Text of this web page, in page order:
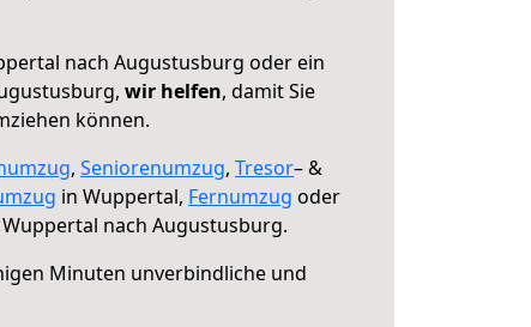
nach Augustusburg oder ein
wir helfen, damit Sie
können.
, Seniorenumzug, Tresor– &
in Wuppertal, Fernumzug oder
nach Augustusburg.
Minuten unverbindliche und